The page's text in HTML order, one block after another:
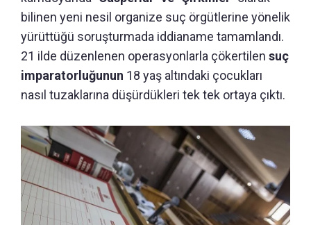
bilinen yeni nesil organize suç örgütlerine yönelik
yürüttüğü soruşturmada iddianame tamamlandı.
21 ilde düzenlenen operasyonlarla çökertilen suç
imparatorluğunun 18 yaş altındaki çocukları
nasıl tuzaklarına düşürdükleri tek tek ortaya çıktı.